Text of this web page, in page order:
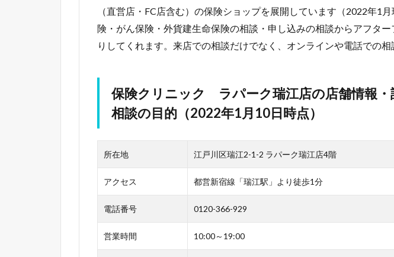
（直営店・FC店含む）の保険ショップを展開しています（2022年1
険・がん保険・外貨建生命保険の相談・申し込みの相談からアフタ
りしてくれます。来店での相談だけでなく、オンラインや電話での相
保険クリニック ラパーク瑞江店の店舗情報・
相談の目的（2022年1月10日時点）
所在地 江戸川区瑞江2-1-2 ラパーク瑞江店4階
アクセス 都営新宿線「瑞江駅」より徒歩1分
電話番号 0120-366-929
営業時間 10:00～19:00